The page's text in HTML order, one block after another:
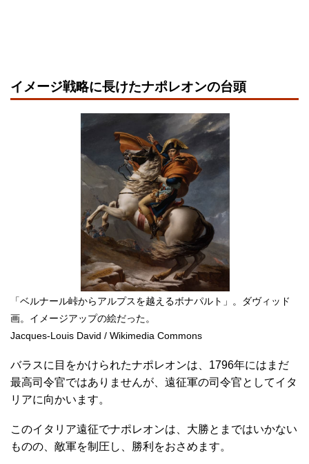
イメージ戦略に長けたナポレオンの台頭
「ベルナール峠からアルプスを越えるボナパルト」。ダヴィッド
画。イメージアップの絵だった。
Jacques-Louis David / Wikimedia Commons
バラスに目をかけられたナポレオンは、1796年にはまだ
最高司令官ではありませんが、遠征軍の司令官としてイタ
リアに向かいます。
このイタリア遠征でナポレオンは、大勝とまではいかない
ものの、敵軍を制圧し、勝利をおさめます。